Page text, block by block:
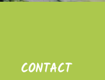
CONTACT